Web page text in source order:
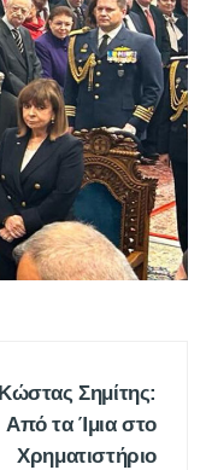
Κώστας Σημίτης:
Από τα Ίμια στο
Χρηματιστήριο